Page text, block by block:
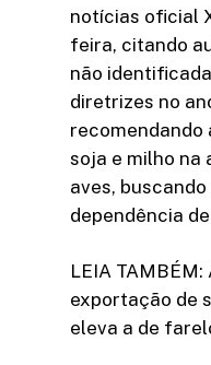
notícias oficial
feira, citando
não
diretrizes no
recomendando
soja e milho na
aves,
dependência
LEIA
exportação de
eleva a de